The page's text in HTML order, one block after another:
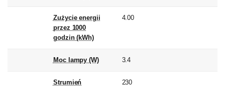
Zużycie energii
przez 1000
godzin (kWh)
4.00
Moc lampy (W) 3.4
Strumień
230